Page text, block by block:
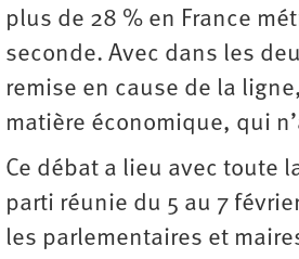
plus de 28 % en France
seconde. Avec dans les
remise en cause de la
matière économique, qui
Ce débat a lieu avec toute
parti réunie du 5 au 7
les parlementaires et